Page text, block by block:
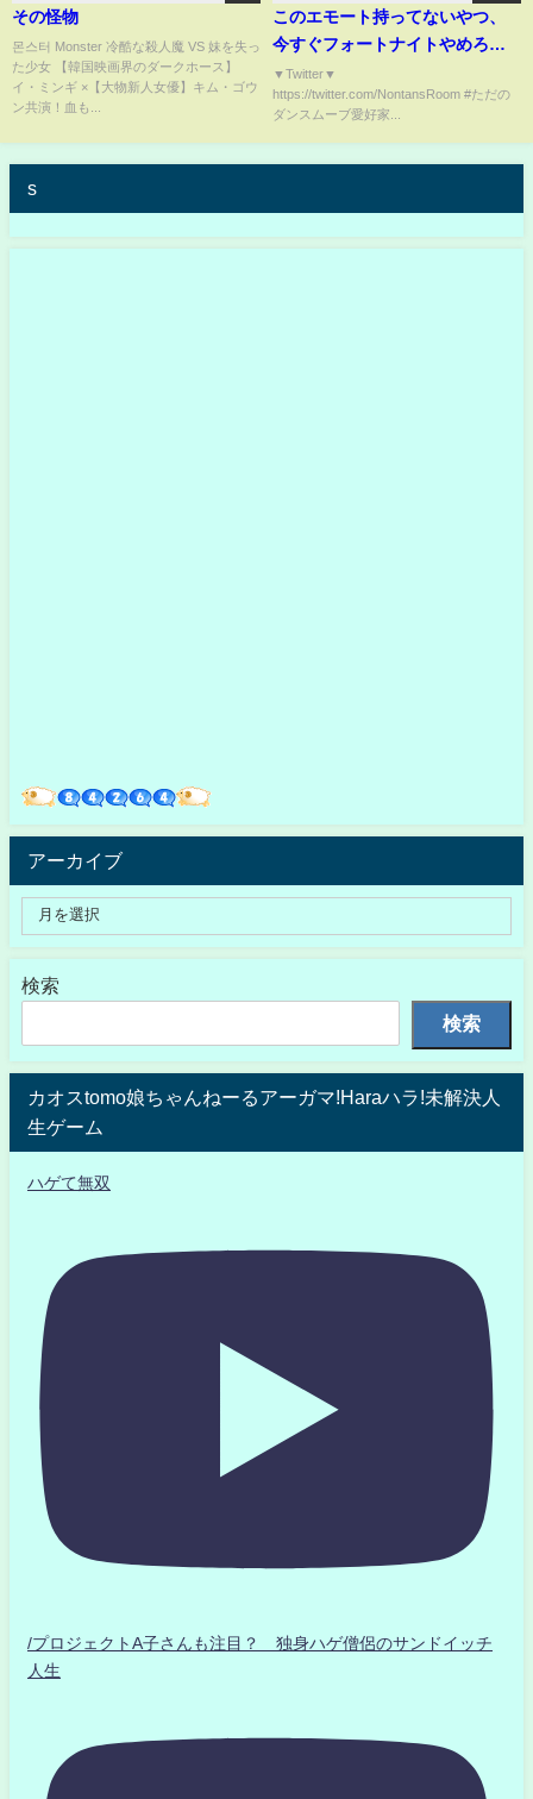
その怪物
몬스터 Monster 冷酷な殺人魔 VS 妹を失っ
た少女 【韓国映画界のダークホース】
イ・ミンギ ×【大物新人女優】キム・ゴウ
ン共演！血も...
このエモート持ってないやつ、
今すぐフォートナイトやめろ
#shorts
▼Twitter▼
https://twitter.com/NontansRoom #ただの
ダンスムーブ愛好家...
s
アーカイブ
検索
検索
カオスtomo娘ちゃんねーるアーガマ!Haraハラ!未解決人
生ゲーム
ハゲて無双
/プロジェクトA子さんも注目？ 独身ハゲ僧侶のサンドイッチ
人生